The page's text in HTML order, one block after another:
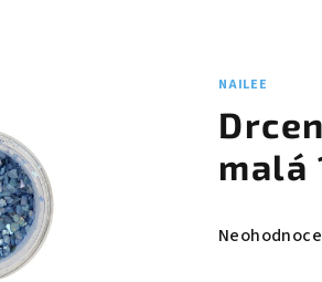
NAILEE
malá
Průměrné